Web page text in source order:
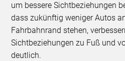
um bessere Sichtbeziehungen
dass zukünftig weniger Autos
Fahrbahnrand stehen,
Sichtbeziehungen zu Fuß und
deutlich.